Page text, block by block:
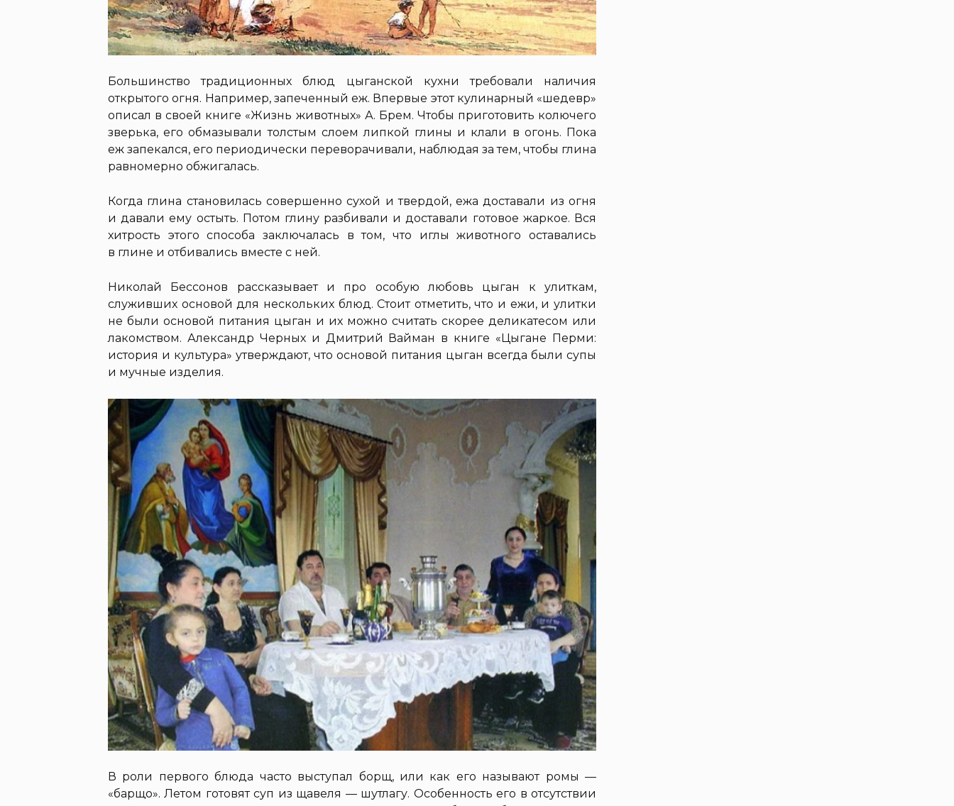
Большинство традиционных блюд цыганской кухни требовали наличия
открытого огня. Например, запеченный еж. Впервые этот кулинарный «шедевр»
описал в своей книге «Жизнь животных» А. Брем. Чтобы приготовить колючего
зверька, его обмазывали толстым слоем липкой глины и клали в огонь. Пока
еж запекался, его периодически переворачивали, наблюдая за тем, чтобы глина
равномерно обжигалась.
Когда глина становилась совершенно сухой и твердой, ежа доставали из огня
и давали ему остыть. Потом глину разбивали и доставали готовое жаркое. Вся
хитрость этого способа заключалась в том, что иглы животного оставались
в глине и отбивались вместе с ней.
Николай Бессонов рассказывает и про особую любовь цыган к улиткам,
служивших основой для нескольких блюд. Стоит отметить, что и ежи, и улитки
не были основой питания цыган и их можно считать скорее деликатесом или
лакомством. Александр Черных и Дмитрий Вайман в книге «Цыгане Перми:
история и культура» утверждают, что основой питания цыган всегда были супы
и мучные изделия.
В роли первого блюда часто выступал борщ, или как его называют ромы —
«барщо». Летом готовят суп из щавеля — шутлагу. Особенность его в отсутствии